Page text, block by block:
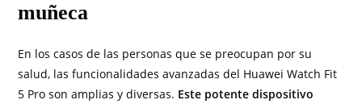
muñeca
En los casos de las personas que se preocupan por su
salud, las funcionalidades avanzadas del Huawei Watch Fit
5 Pro son amplias y diversas. Este potente dispositivo